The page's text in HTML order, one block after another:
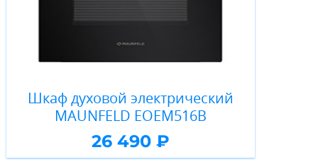
Шкаф духовой электрический
MAUNFELD EOEM516B
26 490 ₽